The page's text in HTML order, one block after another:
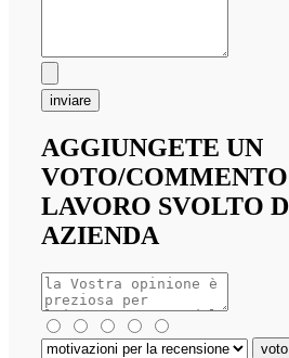
inviare
AGGIUNGETE UN
VOTO/
LAVORO SVOLTO
AZIENDA